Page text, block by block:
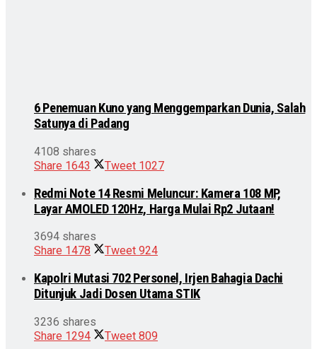
6 Penemuan Kuno yang Menggemparkan Dunia, Salah
Satunya di Padang
4108 shares
Share 1643 Tweet 1027
Redmi Note 14 Resmi Meluncur: Kamera 108 MP,
Layar AMOLED 120Hz, Harga Mulai Rp2 Jutaan!
3694 shares
Share 1478 Tweet 924
Kapolri Mutasi 702 Personel, Irjen Bahagia Dachi
Ditunjuk Jadi Dosen Utama STIK
3236 shares
Share 1294 Tweet 809